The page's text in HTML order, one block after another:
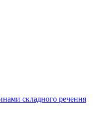
складного речення